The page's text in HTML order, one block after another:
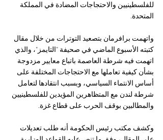
للفلسطينيين والاحتجاجات المضادة في المملكة
المتحدة.
واتهمت برافرمان بتصعيد التوترات من خلال مقال
كتبته الأسبوع الماضي في صحيفة "التايمز"، والذي
اتهمت فيه شرطة العاصمة باتباع معايير مزدوجة
بشأن كيفية تعاملها مع الاحتجاجات المختلفة على
أساس الانتماء السياسي، وبسبب انتقادها لتعامل
شرطة لندن مع المتظاهرين المؤيدين للفلسطينيين
والمطالبين بوقف الحرب على قطاع غزة.
وكشف مكتب رئيس الحكومة أنه طلب تعديلات